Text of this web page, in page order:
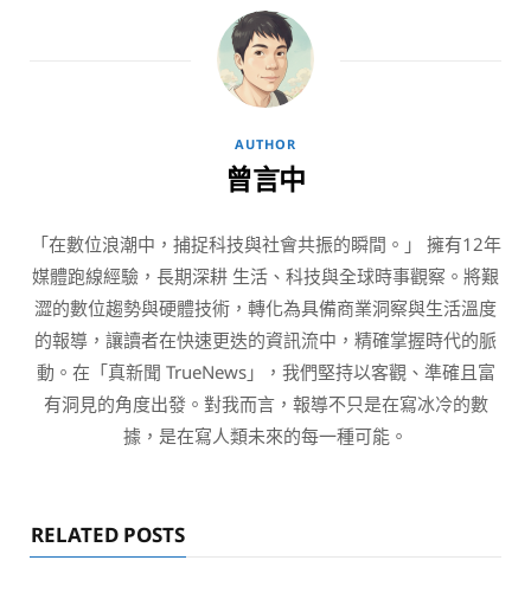
AUTHOR
曾言中
「在數位浪潮中，捕捉科技與社會共振的瞬間。」 擁有12年
媒體跑線經驗，長期深耕 生活、科技與全球時事觀察。將艱
澀的數位趨勢與硬體技術，轉化為具備商業洞察與生活溫度
的報導，讓讀者在快速更迭的資訊流中，精確掌握時代的脈
動。在「真新聞 TrueNews」，我們堅持以客觀、準確且富
有洞見的角度出發。對我而言，報導不只是在寫冰冷的數
據，是在寫人類未來的每一種可能。
RELATED POSTS